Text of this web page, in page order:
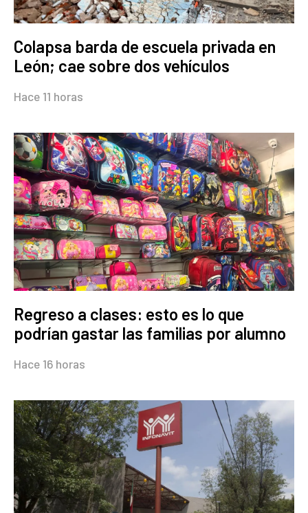
Colapsa barda de escuela privada en
León; cae sobre dos vehículos
Hace 11 horas
Regreso a clases: esto es lo que
podrían gastar las familias por alumno
Hace 16 horas